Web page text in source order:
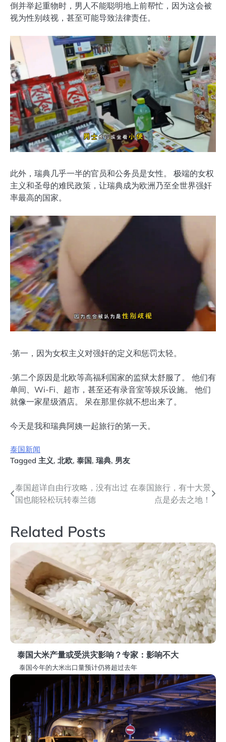
倒并举起重物时，男人不能聪明地上前帮忙，因为这会被
视为性别歧视，甚至可能导致法律责任。
此外，瑞典几乎一半的官员和公务员是女性。 极端的女权
主义和圣母的难民政策，让瑞典成为欧洲乃至全世界强奸
率最高的国家。
·第一，因为女权主义对强奸的定义和惩罚太轻。
·第二个原因是北欧等高福利国家的监狱太舒服了。 他们有
单间、Wi-Fi、超市，甚至还有录音室等娱乐设施。 他们
就像一家星级酒店。 呆在那里你就不想出来了。
今天是我和瑞典阿姨一起旅行的第一天。
泰国新闻
Tagged 主义, 北欧, 泰国, 瑞典, 男友
文
章
导
航
泰国超详自由行攻略，没有出过
国也能轻松玩转泰兰德
在泰国旅行，有十大景
点是必去之地！
Related Posts
泰国大米产量或受洪灾影响？专家：影响不大
泰国今年的大米出口量预计仍将超过去年